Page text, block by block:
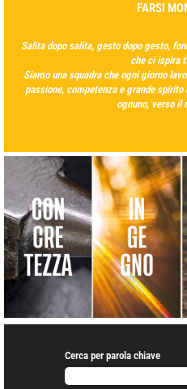
FARSI
Salita dopo salita, gesto dopo gesto,
che ci ispira
Siamo una squadra che ogni giorno
passione, competenza e grande
ognuno, verso il
Cerca per parola chiave